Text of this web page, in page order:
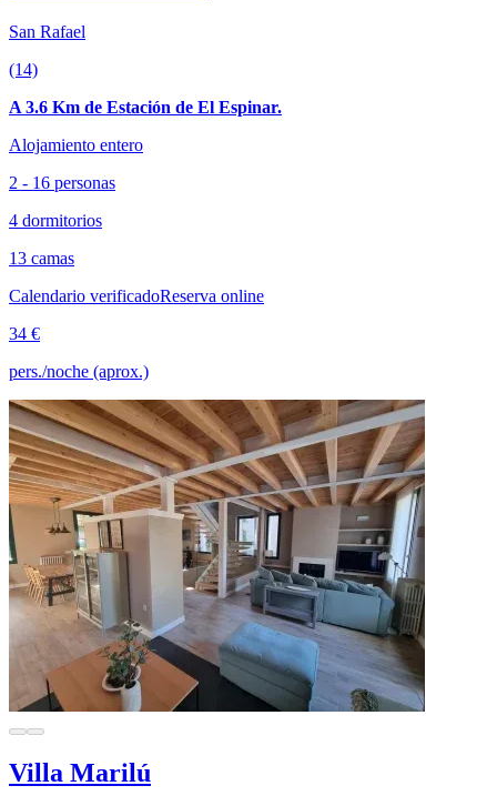
San Rafael
(14)
A 3.6 Km de Estación de El Espinar.
Alojamiento entero
2 - 16 personas
4 dormitorios
13 camas
Calendario verificadoReserva online
34 €
pers./noche (aprox.)
Villa Marilú